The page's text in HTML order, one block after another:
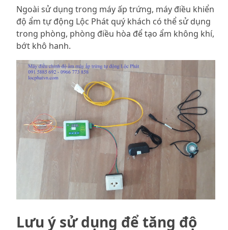
Ngoài sử dụng trong máy ấp trứng, máy điều khiển
độ ẩm tự động Lộc Phát quý khách có thể sử dụng
trong phòng, phòng điều hòa để tạo ẩm không khí,
bớt khô hanh.
Lưu ý sử dụng để tăng độ